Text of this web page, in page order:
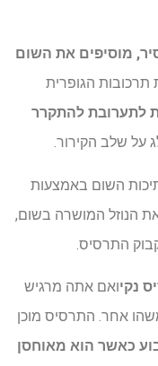
בסיר, מוסיפים את השום
הגופרית
לתערובת להתקרר
על שלב הקירור.
השום באמצעות
הנוזל המושרה בשום,
התרסיס.
נקיואם אתה מרגיש
אחר. התרסיס מוכן
כאשר הוא מאוחסן